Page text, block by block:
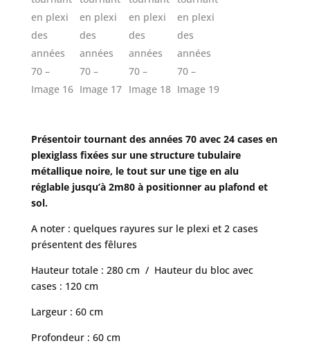
Présentoir tournant des années 70 avec 24 cases en
plexiglass fixées sur une structure tubulaire
métallique noire, le tout sur une tige en alu
réglable jusqu’à 2m80 à positionner au plafond et
sol.
A noter : quelques rayures sur le plexi et 2 cases
présentent des fêlures
Hauteur totale : 280 cm / Hauteur du bloc avec
cases : 120 cm
Largeur : 60 cm
Profondeur : 60 cm